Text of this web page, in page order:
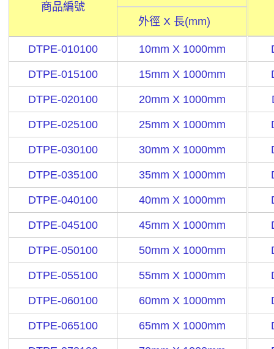
商品編號
外徑 X 長(mm)
DTPE-010100 10mm X 1000mm
DTPE-015100 15mm X 1000mm
DTPE-020100 20mm X 1000mm
DTPE-025100 25mm X 1000mm
DTPE-030100 30mm X 1000mm
DTPE-035100 35mm X 1000mm
DTPE-040100 40mm X 1000mm
DTPE-045100 45mm X 1000mm
DTPE-05​​0100 50mm X 1000mm
DTPE-055100 55mm X 1000mm
DTPE-060100 60mm X 1000mm
DTPE-065100 65mm X 1000mm